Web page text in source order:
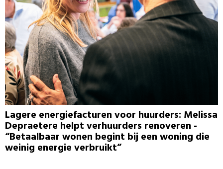
Lagere energiefacturen voor huurders: Melissa
Depraetere helpt verhuurders renoveren -
“Betaalbaar wonen begint bij een woning die
weinig energie verbruikt”